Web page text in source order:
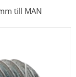
till MAN